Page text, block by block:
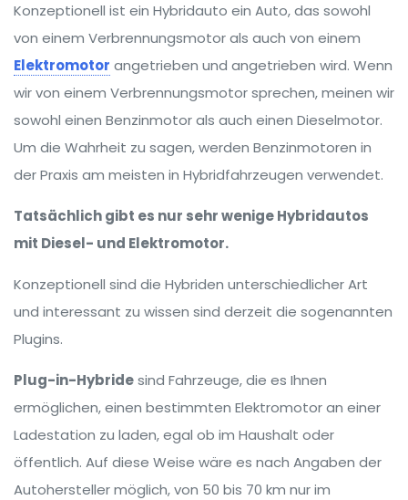
Konzeptionell ist ein Hybridauto ein Auto, das sowohl
von einem Verbrennungsmotor als auch von einem
Elektromotor angetrieben und angetrieben wird. Wenn
wir von einem Verbrennungsmotor sprechen, meinen wir
sowohl einen Benzinmotor als auch einen Dieselmotor.
Um die Wahrheit zu sagen, werden Benzinmotoren in
der Praxis am meisten in Hybridfahrzeugen verwendet.
Tatsächlich gibt es nur sehr wenige Hybridautos
mit Diesel- und Elektromotor.
Konzeptionell sind die Hybriden unterschiedlicher Art
und interessant zu wissen sind derzeit die sogenannten
Plugins.
Plug-in-Hybridesind Fahrzeuge, die es Ihnen
ermöglichen, einen bestimmten Elektromotor an einer
Ladestation zu laden, egal ob im Haushalt oder
öffentlich. Auf diese Weise wäre es nach Angaben der
Autohersteller möglich, von 50 bis 70 km nur im